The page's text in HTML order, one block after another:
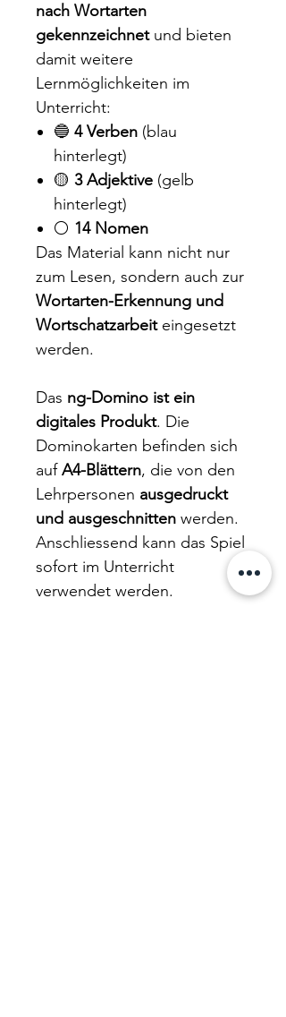
nach Wortarten
gekennzeichnetund bieten
damit weitere
Lernmöglichkeiten im
Unterricht:
🔵 4 Verben (blau
hinterlegt)
🟡 3 Adjektive (gelb
hinterlegt)
⚪ 14 Nomen
Das Material kann nicht nur
zum Lesen, sondern auch zur
Wortarten-Erkennung und
Wortschatzarbeiteingesetzt
werden.
Das ng-Domino ist ein
digitales Produkt. Die
Dominokarten befinden sich
aufA4-Blättern, die von den
Lehrpersonen ausgedruckt
und ausgeschnitten werden.
Anschliessend kann das Spiel
sofort im Unterricht
verwendet werden.